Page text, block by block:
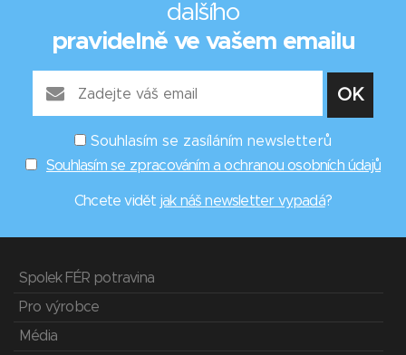
dalšího
pravidelně ve vašem emailu
Souhlasím se zasíláním newsletterů
Souhlasím se zpracováním a ochranou osobních údajů
Chcete vidět jak náš newsletter vypadá?
Spolek FÉR potravina
Pro výrobce
Média